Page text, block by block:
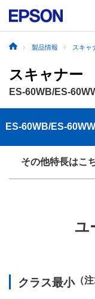
製品情報 スキャ
スキャナー
ES-60WB/ES-
ES-60WB/ES-60WW
その他特長はこ
ユ
クラス最小 （注